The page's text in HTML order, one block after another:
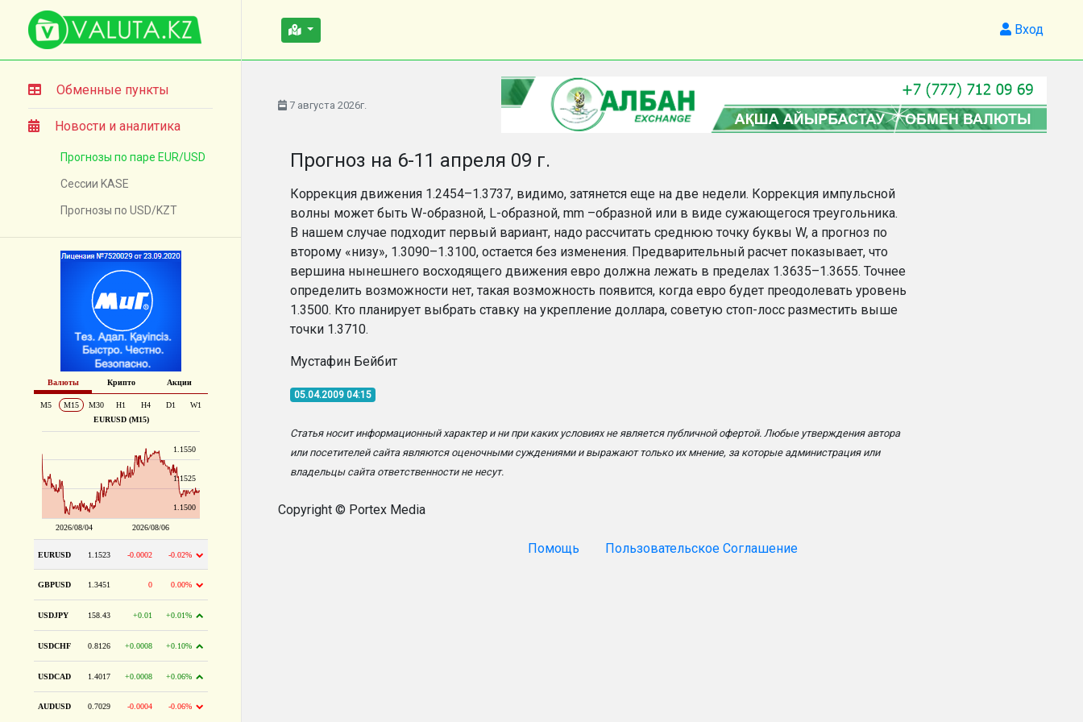
Вход
Обменные пункты
Новости и аналитика
Прогнозы по паре EUR/USD
Сессии KASE
Прогнозы по USD/KZT
7 августа 2026г.
Прогноз на 6-11 апреля 09 г.
Коррекция движения 1.2454–1.3737, видимо, затянется еще на две недели. Коррекция импульсной
волны может быть W-образной, L-образной, mm –образной или в виде сужающегося треугольника.
В нашем случае подходит первый вариант, надо рассчитать среднюю точку буквы W, а прогноз по
второму «низу», 1.3090–1.3100, остается без изменения. Предварительный расчет показывает, что
вершина нынешнего восходящего движения евро должна лежать в пределах 1.3635–1.3655. Точнее
определить возможности нет, такая возможность появится, когда евро будет преодолевать уровень
1.3500. Кто планирует выбрать ставку на укрепление доллара, советую стоп-лосс разместить выше
точки 1.3710.
Мустафин Бейбит
05.04.2009 04:15
Статья носит информационный характер и ни при каких условиях не является публичной офертой. Любые утверждения автора
или посетителей сайта являются оценочными суждениями и выражают только их мнение, за которые администрация или
владельцы сайта ответственности не несут.
Copyright © Portex Media
Помощь Пользовательское Соглашение